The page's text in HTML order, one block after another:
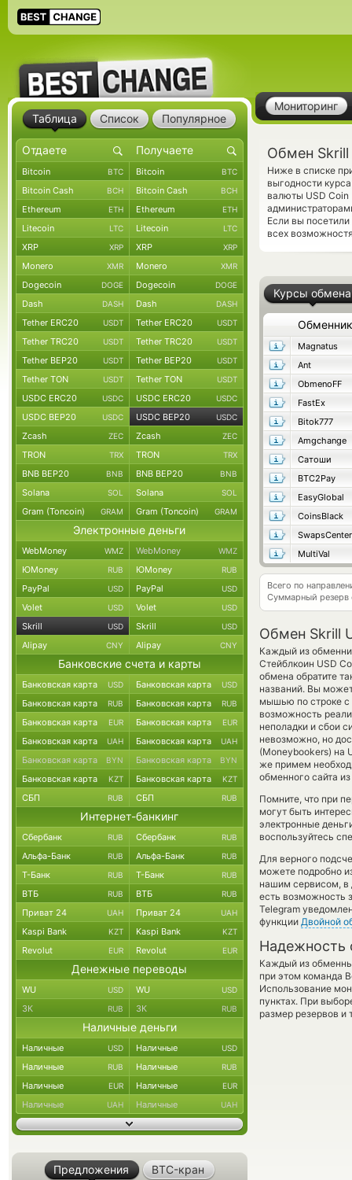
Мониторинг
Обмен Skrill
Ниже в списке
выгодности
валюты USD Coin
Если вы
всех
Курсы обмена
Обменник
Magnatus
Ant
ObmenoFF
FastEx
Bitok777
Amgchange
Сатоши
BTC2Pay
EasyGlobal
CoinsBlack
SwapsCenter
MultiVal
Всего по
Суммарный резерв
Обмен Skrill
Каждый из
Стейблкоин USD
обмена обратите
названий. Вы
мышью по строке с
возможность
неполадки и сбои
невозможно, но
(Moneybookers) на
же примем
обменного сайта
Помните, что при
могут быть
электронные
воспользуйтесь
Для верного
можете подробно
нашим сервисом, в
есть возможность
Telegram
функции Двойной
Надежность
Каждый из
при этом команда
Использование
пунктах. При
размер резервов и
Таблица Список Популярное
Bitcoin BTC Bitcoin BTC
Bitcoin Cash BCH Bitcoin Cash BCH
Ethereum ETH Ethereum ETH
Litecoin LTC Litecoin LTC
XRP XRP XRP XRP
Monero XMR Monero XMR
Dogecoin DOGE Dogecoin DOGE
Dash DASH Dash DASH
Tether ERC20 USDT Tether ERC20 USDT
Tether TRC20 USDT Tether TRC20 USDT
Tether BEP20 USDT Tether BEP20 USDT
Tether TON USDT Tether TON USDT
USDC ERC20 USDC USDC ERC20 USDC
USDC BEP20 USDC USDC BEP20 USDC
Zcash ZEC Zcash ZEC
TRON TRX TRON TRX
BNB BEP20 BNB BNB BEP20 BNB
Solana SOL Solana SOL
Gram (Toncoin) GRAM Gram (Toncoin) GRAM
Электронные деньги
WebMoney WMZ WebMoney WMZ
ЮMoney RUB ЮMoney RUB
PayPal USD PayPal USD
Volet USD Volet USD
Skrill USD Skrill USD
Alipay CNY Alipay CNY
Банковские счета и карты
Банковская карта USD Банковская карта USD
Банковская карта RUB Банковская карта RUB
Банковская карта EUR Банковская карта EUR
Банковская карта UAH Банковская карта UAH
Банковская карта BYN Банковская карта BYN
Банковская карта KZT Банковская карта KZT
СБП RUB СБП RUB
Интернет-банкинг
Сбербанк RUB Сбербанк RUB
Альфа-Банк RUB Альфа-Банк RUB
Т-Банк RUB Т-Банк RUB
ВТБ RUB ВТБ RUB
Приват 24 UAH Приват 24 UAH
Kaspi Bank KZT Kaspi Bank KZT
Revolut EUR Revolut EUR
Денежные переводы
WU USD WU USD
ЗК RUB ЗК RUB
Наличные деньги
Наличные USD Наличные USD
Наличные RUB Наличные RUB
Наличные EUR Наличные EUR
Наличные UAH Наличные UAH
Предложения BTC-кран